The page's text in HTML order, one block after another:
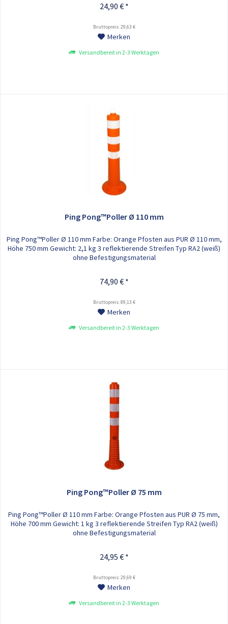
24,90 € *
Bruttopreis: 29,63 €
Merken
Versandbereit in 2-3 Werktagen
Ping Pong™Poller Ø 110 mm
Ping Pong™Poller Ø 110 mm Farbe: Orange Pfosten aus PUR Ø 110 mm,
Höhe 750 mm Gewicht: 2,1 kg 3 reflektierende Streifen Typ RA2 (weiß)
ohne Befestigungsmaterial
74,90 € *
Bruttopreis: 89,13 €
Merken
Versandbereit in 2-3 Werktagen
Ping Pong™Poller Ø 75 mm
Ping Pong™Poller Ø 110 mm Farbe: Orange Pfosten aus PUR Ø 75 mm,
Höhe 700 mm Gewicht: 1 kg 3 reflektierende Streifen Typ RA2 (weiß)
ohne Befestigungsmaterial
24,95 € *
Bruttopreis: 29,69 €
Merken
Versandbereit in 2-3 Werktagen